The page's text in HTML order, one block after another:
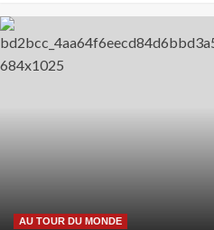
AU TOUR DU MONDE